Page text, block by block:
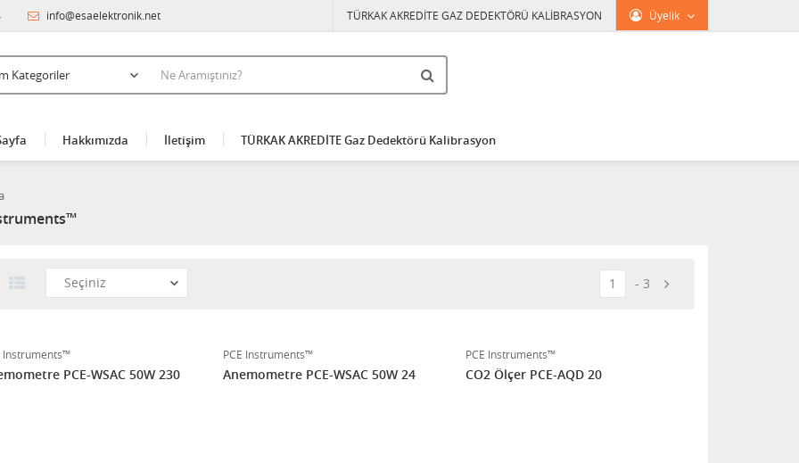
info@esaelektronik.net Üyelik
TÜRKAK AKREDİTE GAZ DEDEKTÖRÜ KALİBRASYON
Hakkımızda İletişim TÜRKAK AKREDİTE Gaz Dedektörü Kalibrasyon
1 3
Instruments™
PCE-WSAC 50W 230
PCE Instruments™
Anemometre PCE-WSAC 50W 24
PCE Instruments™
CO2 Ölçer PCE-AQD 20